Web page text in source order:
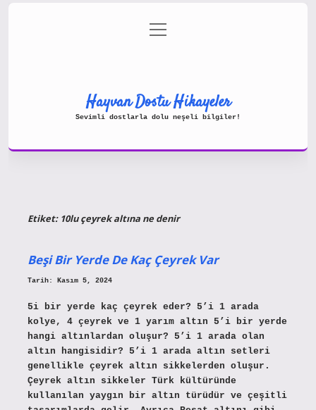
Gizlilik Politikası
menüyü
aç
Hayvan Dostu Hikayeler
Sevimli dostlarla dolu neşeli bilgiler!
Etiket: 10lu çeyrek altına ne denir
Beşi Bir Yerde De Kaç Çeyrek Var
Tarih: Kasım 5, 2024
5i bir yerde kaç çeyrek eder? 5’i 1 arada
kolye, 4 çeyrek ve 1 yarım altın 5’i bir yerde
hangi altınlardan oluşur? 5’i 1 arada olan
altın hangisidir? 5’i 1 arada altın setleri
genellikle çeyrek altın sikkelerden oluşur.
Çeyrek altın sikkeler Türk kültüründe
kullanılan yaygın bir altın türüdür ve çeşitli